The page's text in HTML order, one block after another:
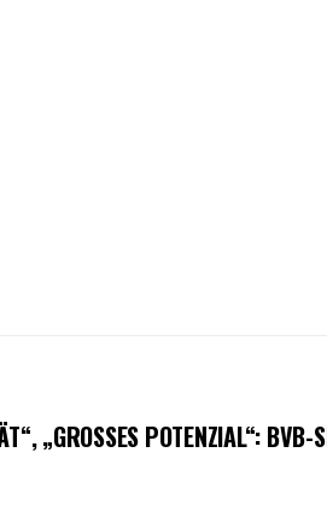
„GROSSES POTENZIAL“: BVB-